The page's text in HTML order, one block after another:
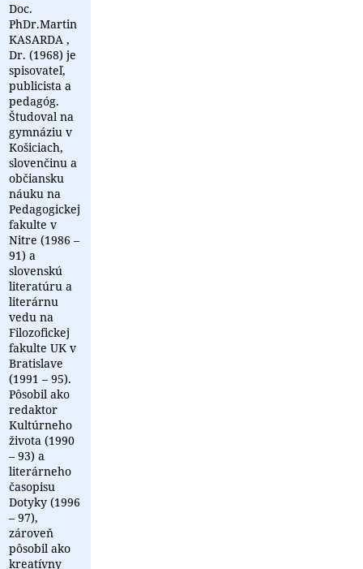
Doc.
PhDr.Martin
KASARDA ,
Dr. (1968) je
spisovateľ,
publicista a
pedagóg.
Študoval na
gymnáziu v
Košiciach,
slovenčinu a
občiansku
náuku na
Pedagogickej
fakulte v
Nitre (1986 –
91) a
slovenskú
literatúru a
literárnu
vedu na
Filozofickej
fakulte UK v
Bratislave
(1991 – 95).
Pôsobil ako
redaktor
Kultúrneho
života (1990
– 93) a
literárneho
časopisu
Dotyky (1996
– 97),
zároveň
pôsobil ako
kreatívny